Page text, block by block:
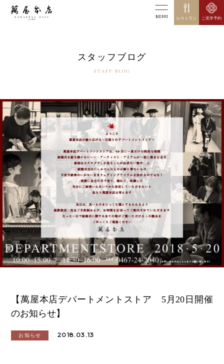
MENU ご見学予約
レストラン
スタッフブログ
STAFF BLOG
【萬屋本店デパートメントストア 5月20日開催
のお知らせ】
お知らせ 2018.03.13